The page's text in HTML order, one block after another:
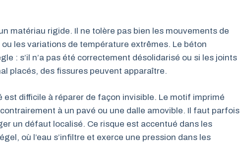
matériau rigide. Il ne tolère pas bien les mouvements de
les variations de température extrêmes. Le béton
: s’il n’a pas été correctement désolidarisé ou si les joints
placés, des fissures peuvent apparaître.
est difficile à réparer de façon invisible. Le motif imprimé
à un pavé ou une dalle amovible. Il faut parfois
un défaut localisé. Ce risque est accentué dans les
où l’eau s’infiltre et exerce une pression dans les